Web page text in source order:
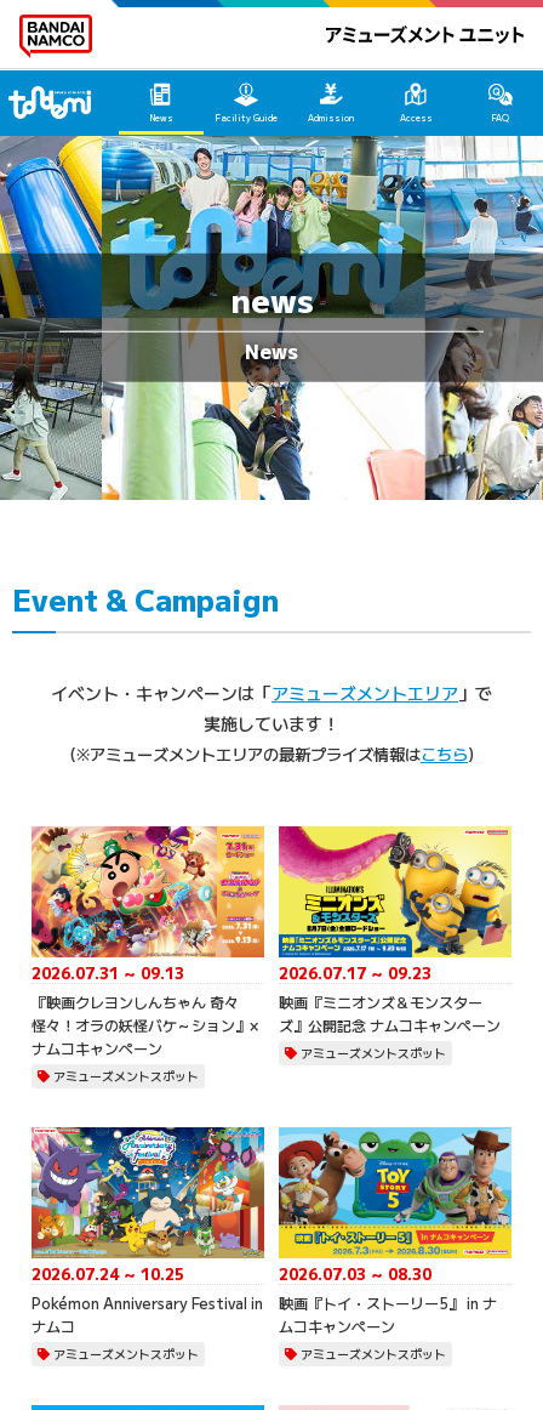
News Facility Guide Admission Access FAQ
news
Event & Campaign
イベント・キャンペーンは 「アミューズメントエリア 」で
実施しています！
(※アミューズメントエリアの最新プライズ情報はこちら)
2026.07.31 ～ 09.13
『映画クレヨンしんちゃん 奇々
怪々！オラの妖怪バケ～ション』×
ナムコキャンペーン
アミューズメントスポット
2026.07.17 ～ 09.23
映画『ミニオンズ＆モンスター
ズ』公開記念 ナムコキャンペーン
アミューズメントスポット
2026.07.24 ～ 10.25
Pokémon Anniversary Festival in
ナムコ
アミューズメントスポット
2026.07.03 ～ 08.30
映画『トイ・ストーリー5』 in ナ
ムコキャンペーン
アミューズメントスポット